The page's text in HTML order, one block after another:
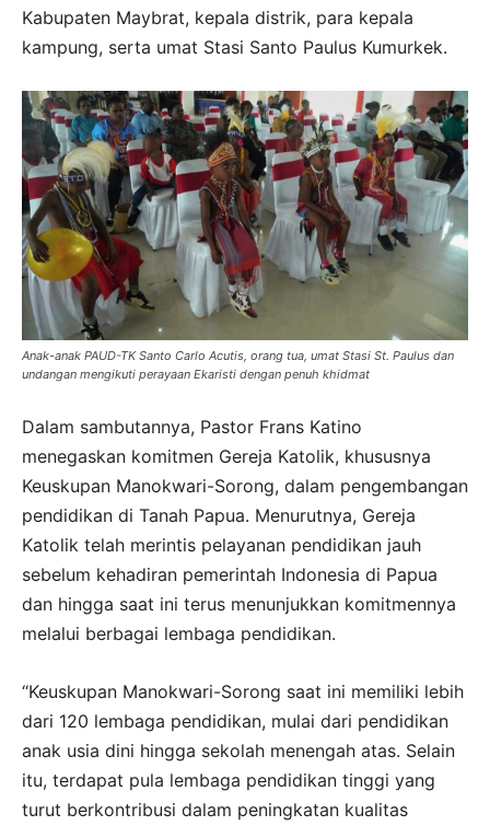
Kabupaten Maybrat, kepala distrik, para kepala
kampung, serta umat Stasi Santo Paulus Kumurkek.
Anak-anak PAUD-TK Santo Carlo Acutis, orang tua, umat Stasi St. Paulus dan
undangan mengikuti perayaan Ekaristi dengan penuh khidmat
Dalam sambutannya, Pastor Frans Katino
menegaskan komitmen Gereja Katolik, khususnya
Keuskupan Manokwari-Sorong, dalam pengembangan
pendidikan di Tanah Papua. Menurutnya, Gereja
Katolik telah merintis pelayanan pendidikan jauh
sebelum kehadiran pemerintah Indonesia di Papua
dan hingga saat ini terus menunjukkan komitmennya
melalui berbagai lembaga pendidikan.
“Keuskupan Manokwari-Sorong saat ini memiliki lebih
dari 120 lembaga pendidikan, mulai dari pendidikan
anak usia dini hingga sekolah menengah atas. Selain
itu, terdapat pula lembaga pendidikan tinggi yang
turut berkontribusi dalam peningkatan kualitas